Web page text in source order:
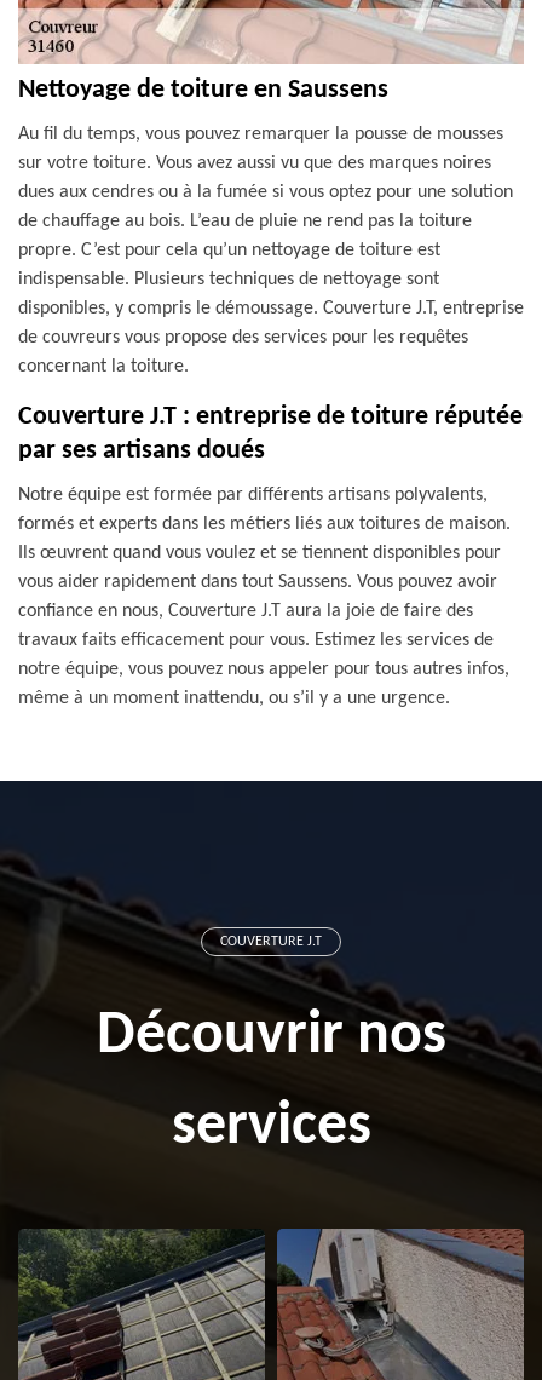
Nettoyage de toiture en Saussens
Au fil du temps, vous pouvez remarquer la pousse de mousses
sur votre toiture. Vous avez aussi vu que des marques noires
dues aux cendres ou à la fumée si vous optez pour une solution
de chauffage au bois. L’eau de pluie ne rend pas la toiture
propre. C’est pour cela qu’un nettoyage de toiture est
indispensable. Plusieurs techniques de nettoyage sont
disponibles, y compris le démoussage. Couverture J.T, entreprise
de couvreurs vous propose des services pour les requêtes
concernant la toiture.
Couverture J.T : entreprise de toiture réputée
par ses artisans doués
Notre équipe est formée par différents artisans polyvalents,
formés et experts dans les métiers liés aux toitures de maison.
Ils œuvrent quand vous voulez et se tiennent disponibles pour
vous aider rapidement dans tout Saussens. Vous pouvez avoir
confiance en nous, Couverture J.T aura la joie de faire des
travaux faits efficacement pour vous. Estimez les services de
notre équipe, vous pouvez nous appeler pour tous autres infos,
même à un moment inattendu, ou s’il y a une urgence.
COUVERTURE J.T
Découvrir nos
services